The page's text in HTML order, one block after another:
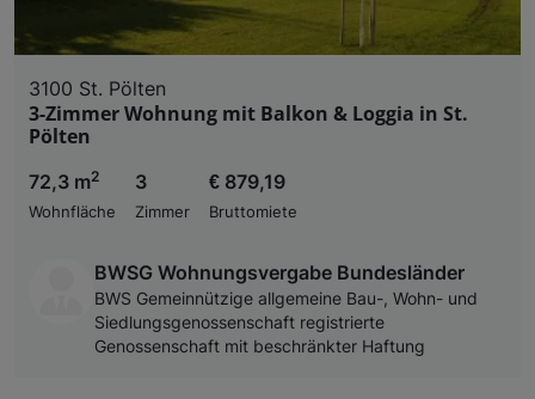
3100 St. Pölten
3-Zimmer Wohnung mit Balkon & Loggia in St.
Pölten
72,3 m2
Wohnfläche
3
Zimmer
€ 879,19
Bruttomiete
BWSG Wohnungsvergabe Bundesländer
BWS Gemeinnützige allgemeine Bau-, Wohn- und
Siedlungsgenossenschaft registrierte
Genossenschaft mit beschränkter Haftung